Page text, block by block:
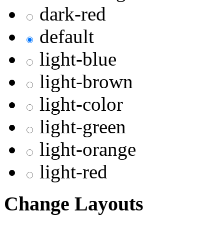
dark-red
default
light-blue
light-brown
light-color
light-green
light-orange
light-red
Change Layouts